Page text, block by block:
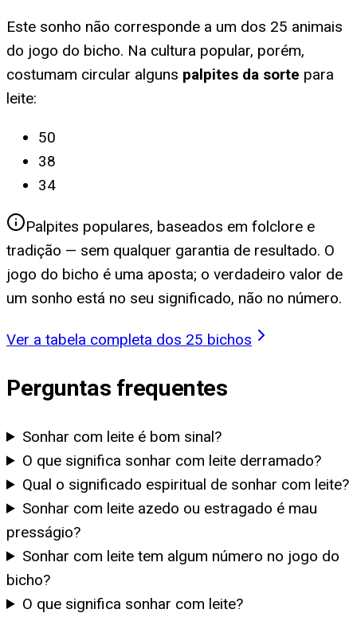
Este sonho não corresponde a um dos 25 animais
do jogo do bicho. Na cultura popular, porém,
costumam circular alguns palpites da sorte para
leite:
50
38
34
Palpites populares, baseados em folclore e
tradição — sem qualquer garantia de resultado. O
jogo do bicho é uma aposta; o verdadeiro valor de
um sonho está no seu significado, não no número.
Ver a tabela completa dos 25 bichos
Perguntas frequentes
Sonhar com leite é bom sinal?
O que significa sonhar com leite derramado?
Qual o significado espiritual de sonhar com leite?
Sonhar com leite azedo ou estragado é mau
presságio?
Sonhar com leite tem algum número no jogo do
bicho?
O que significa sonhar com leite?